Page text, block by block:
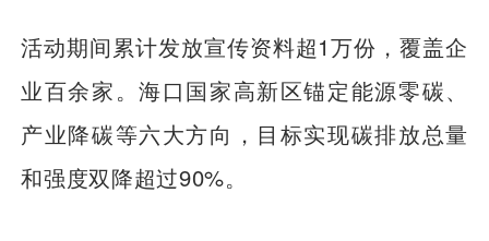
活动期间累计发放宣传资料超1万份，覆盖企
业百余家。海口国家高新区锚定能源零碳、
产业降碳等六大方向，目标实现碳排放总量
和强度双降超过90%。